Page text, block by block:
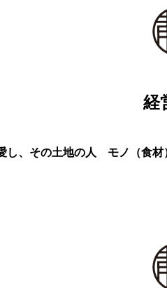
経
し、その土地の人 モノ（食材